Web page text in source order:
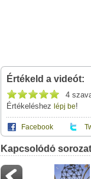
Értékeld a videót:
4
Értékeléshez lépj be!
Facebook
A(z) "World of Goo
saját leveleződet,
Neved:
Ez a videótipp a
World of Goo
Kapcsolódó